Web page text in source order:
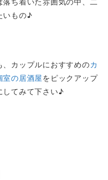
いもの♪
カップルにおすすめのカ
室の居酒屋をピックアップ
してみて下さい♪